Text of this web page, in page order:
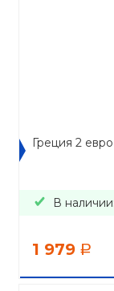
Греция 2
В наличии:
1 979 a